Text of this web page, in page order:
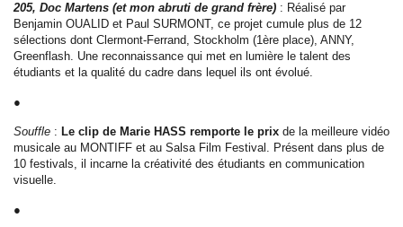
205, Doc Martens (et mon abruti de grand frère) : Réalisé par
Benjamin OUALID et Paul SURMONT, ce projet cumule plus de 12
sélections dont Clermont-Ferrand, Stockholm (1ère place), ANNY,
Greenflash. Une reconnaissance qui met en lumière le talent des
étudiants et la qualité du cadre dans lequel ils ont évolué.
●
Souffle : Le clip de Marie HASS remporte le prix de la meilleure vidéo
musicale au MONTIFF et au Salsa Film Festival. Présent dans plus de
10 festivals, il incarne la créativité des étudiants en communication
visuelle.
●